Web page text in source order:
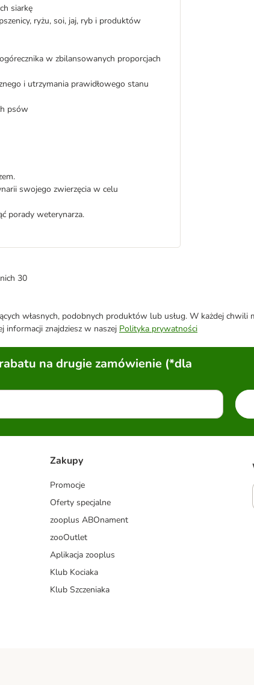
siarkę
ryżu, soi, jaj, ryb i produktów
w zbilansowanych proporcjach
i utrzymania prawidłowego stanu
psów
swojego zwierzęcia w celu
porady weterynarza.
30
własnych, podobnych produktów lub usług. W każdej chwili
informacji znajdziesz w naszej Polityka prywatności
na drugie zamówienie (*dla
Zakupy
Promocje
Oferty specjalne
zooplus ABOnament
zooOutlet
Aplikacja zooplus
Klub Kociaka
Klub Szczeniaka